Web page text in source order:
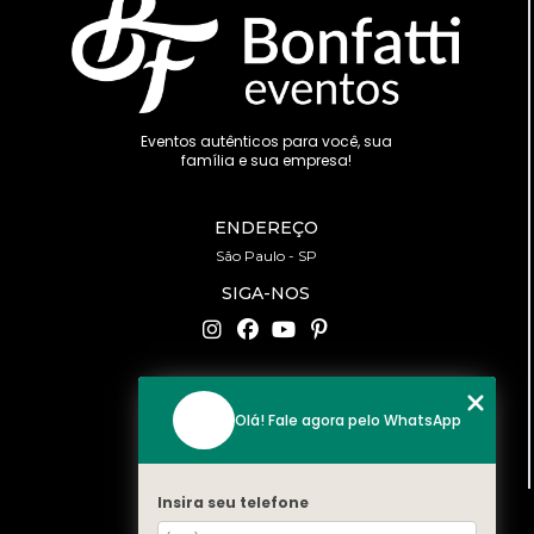
Eventos autênticos para você, sua
família e sua empresa!
ENDEREÇO
São Paulo - SP
SIGA-NOS
CONTATO
(11) 94519-2422
contato@bonfattieventos.com.br
MENU
Olá! Fale agora pelo WhatsApp
Insira seu telefone